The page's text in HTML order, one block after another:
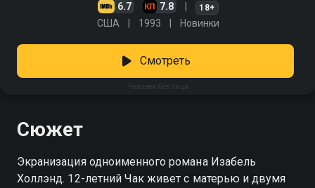
6.7 7.8 18+
США 1993 Новинки
Человек без лица
Смотреть
Сюжет
Экранизация одноименного романа Изабель
Холлэнд. 12-летний Чак живет с матерью и двумя